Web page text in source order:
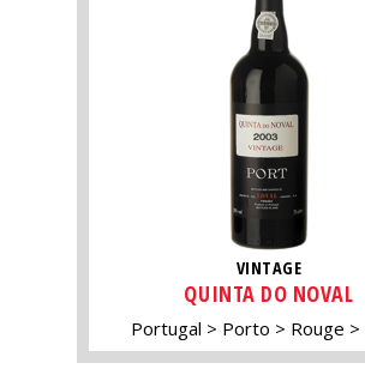
VINTAGE
QUINTA DO NOVAL
Portugal Porto Rouge